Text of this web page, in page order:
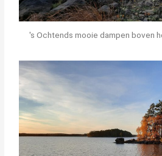
's Ochtends mooie dampen boven